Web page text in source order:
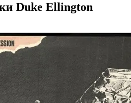
Duke Ellington